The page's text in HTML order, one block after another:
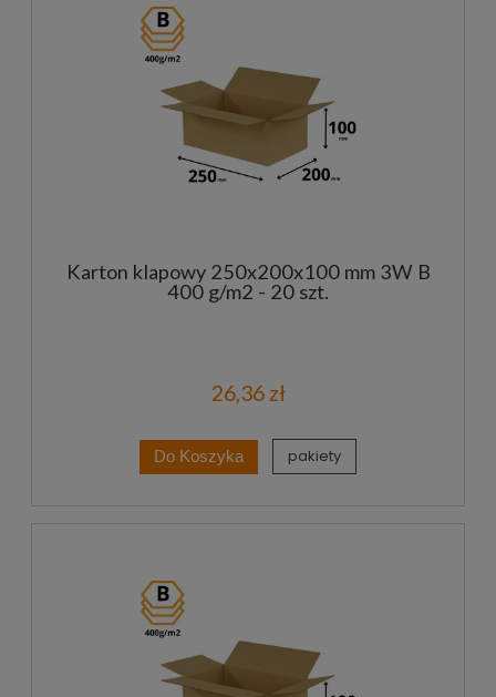
Karton klapowy 250x200x100 mm 3W B
400 g/m2 - 20 szt.
26,36 zł
Do Koszyka pakiety